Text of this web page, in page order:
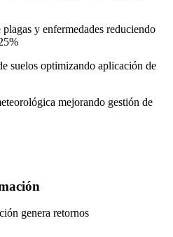
y enfermedades reduciendo
suelos optimizando aplicación de
mejorando gestión de
genera retornos